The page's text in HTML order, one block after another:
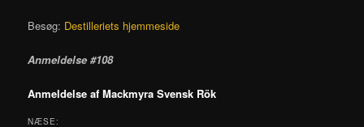
Besøg: Destilleriets hjemmeside
Anmeldelse #108
Anmeldelse af Mackmyra Svensk Rök
NÆSE: